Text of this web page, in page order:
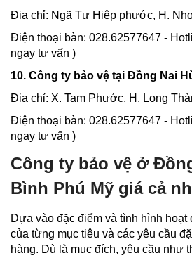
Địa chỉ: Ngã Tư Hiệp phước, H.
Điện thoại bàn: 028.62577647 -
ngay tư vấn )
10. Công ty bảo vệ tại Đồng Nai
Địa chỉ: X. Tam Phước, H. Long
Điện thoại bàn: 028.62577647 -
ngay tư vấn )
Công ty bảo vệ ở
Bình Phú Mỹ giá cả
Dựa vào đặc điểm và tình hình hoạt
của từng mục tiêu và các yêu cầu
hàng. Dù là mục đích, yêu cầu như